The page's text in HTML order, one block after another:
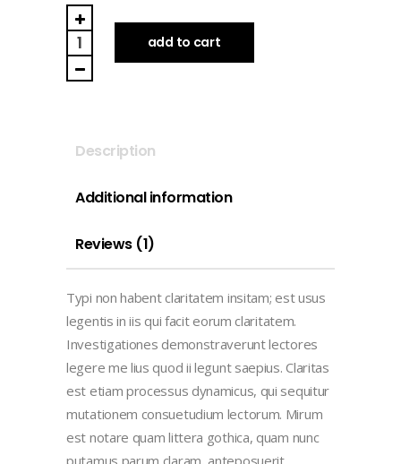
Sunset
Poster
quantity
add to cart
Description
Additional information
Reviews (1)
Typi non habent claritatem insitam; est usus
legentis in iis qui facit eorum claritatem.
Investigationes demonstraverunt lectores
legere me lius quod ii legunt saepius. Claritas
est etiam processus dynamicus, qui sequitur
mutationem consuetudium lectorum. Mirum
est notare quam littera gothica, quam nunc
putamus parum claram, anteposuerit